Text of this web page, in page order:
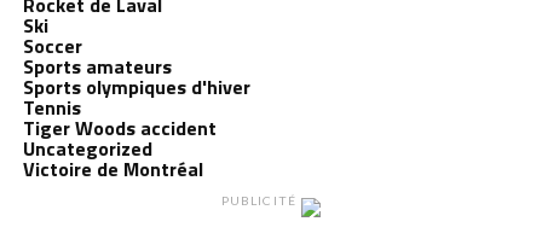
Ski
Soccer
Sports amateurs
Sports olympiques d'hiver
Tennis
Tiger Woods accident
Uncategorized
Victoire de Montréal
PUBLICITÉ